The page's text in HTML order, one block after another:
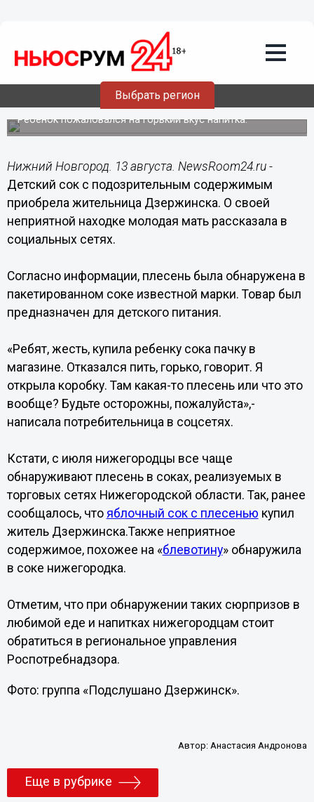
Выбрать регион
13.08.201911:03
Страшную находку обнаружила
нижегородка в детском соке
Ребенок пожаловался на горький вкус напитка.
Нижний Новгород. 13 августа. NewsRoom24.ru -
Детский сок с подозрительным содержимым
приобрела жительница Дзержинска. О своей
неприятной находке молодая мать рассказала в
социальных сетях.
Согласно информации, плесень была обнаружена в
пакетированном соке известной марки. Товар был
предназначен для детского питания.
«Ребят, жесть, купила ребенку сока пачку в
магазине. Отказался пить, горько, говорит. Я
открыла коробку. Там какая-то плесень или что это
вообще? Будьте осторожны, пожалуйста»,-
написала потребительница в соцсетях.
Кстати, с июля нижегородцы все чаще
обнаруживают плесень в соках, реализуемых в
торговых сетях Нижегородской области. Так, ранее
сообщалось, что яблочный сок с плесенью купил
житель Дзержинска.Также неприятное
содержимое, похожее на «блевотину» обнаружила
в соке нижегородка.
Отметим, что при обнаружении таких сюрпризов в
любимой еде и напитках нижегородцам стоит
обратиться в региональное управления
Роспотребнадзора.
Фото: группа «Подслушано Дзержинск».
Автор:Анастасия Андронова
Еще в рубрике